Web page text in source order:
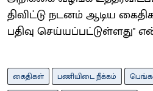
தி​விட்டு நடனம் ஆடிய
பதிவு செய்​யப்​பட்​டுள்​ளது''
கைதிகள் பணியிடை நீக்கம்